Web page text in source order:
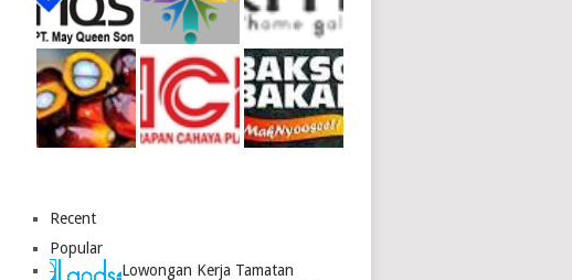
Recent
Popular
Lowongan Kerja Tamatan